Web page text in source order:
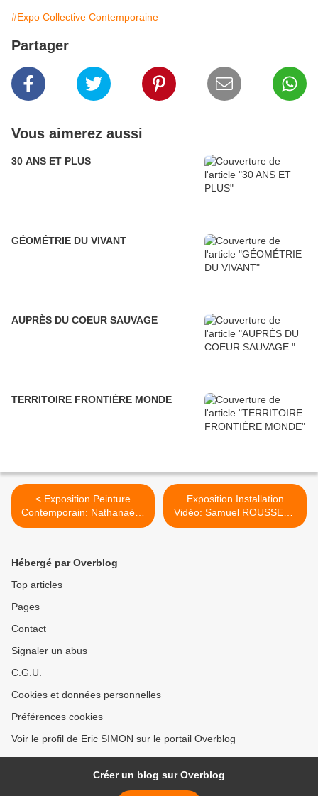
#Expo Collective Contemporaine
Partager
Vous aimerez aussi
30 ANS ET PLUS
GÉOMÉTRIE DU VIVANT
AUPRÈS DU COEUR SAUVAGE
TERRITOIRE FRONTIÈRE MONDE
< Exposition Peinture
Contemporain: Nathanaëlle
HERBELIN «Versions»
Exposition Installation
Vidéo: Samuel ROUSSEAU
>
Hébergé par Overblog
Top articles
Pages
Contact
Signaler un abus
C.G.U.
Cookies et données personnelles
Préférences cookies
Voir le profil de Eric SIMON sur le portail Overblog
Créer un blog sur Overblog